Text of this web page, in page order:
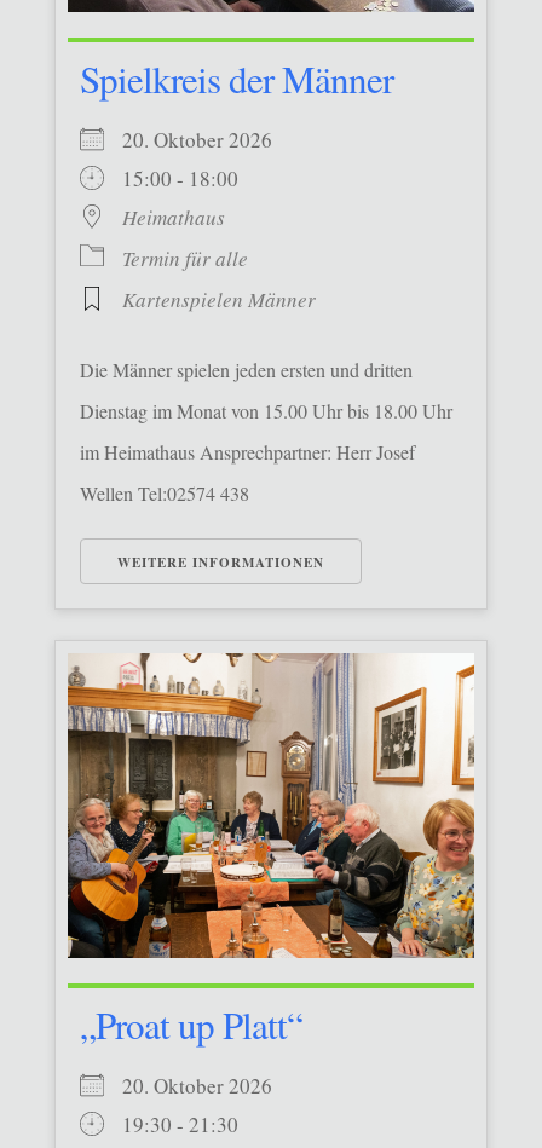
Spielkreis der Männer
20. Oktober 2026
15:00 - 18:00
Heimathaus
Termin für alle
Kartenspielen Männer
Die Männer spielen jeden ersten und dritten
Dienstag im Monat von 15.00 Uhr bis 18.00 Uhr
im Heimathaus Ansprechpartner: Herr Josef
Wellen Tel:02574 438
WEITERE INFORMATIONEN
„Proat up Platt“
20. Oktober 2026
19:30 - 21:30